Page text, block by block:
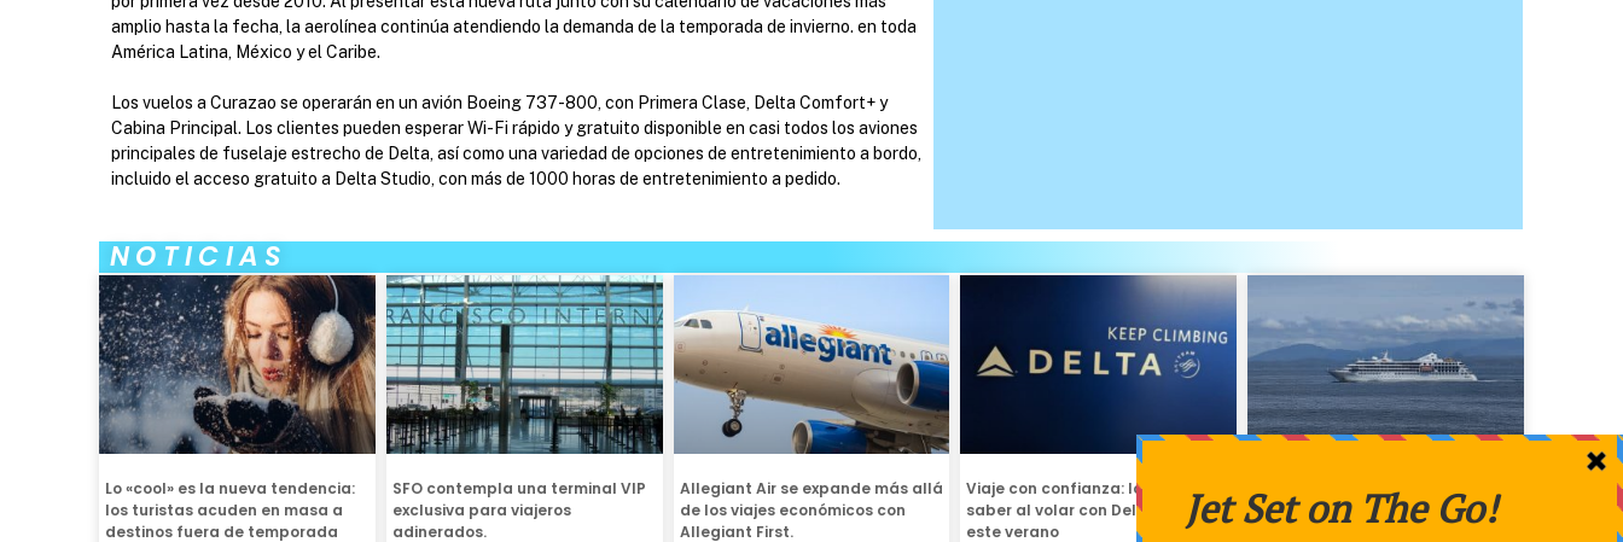
amplio hasta la fecha, la aerolínea continúa atendiendo la demanda de la temporada de invierno. en toda
América Latina, México y el Caribe.
Los vuelos a Curazao se operarán en un avión Boeing 737-800, con Primera Clase, Delta Comfort+ y
Cabina Principal. Los clientes pueden esperar Wi-Fi rápido y gratuito disponible en casi todos los aviones
principales de fuselaje estrecho de Delta, así como una variedad de opciones de entretenimiento a bordo,
incluido el acceso gratuito a Delta Studio, con más de 1000 horas de entretenimiento a pedido.
NOTICIAS
Lo «cool» es la nueva tendencia:
los turistas acuden en masa a
destinos fuera de temporada
SFO contempla una terminal VIP
exclusiva para viajeros
adinerados.
Allegiant Air se expande más allá
de los viajes económicos con
Allegiant First.
Viaje con confianza: lo que debe
saber al volar con Delta Airlines
este verano
El nuevo Star Seeker de Windstar
Cruises inicia su temporada